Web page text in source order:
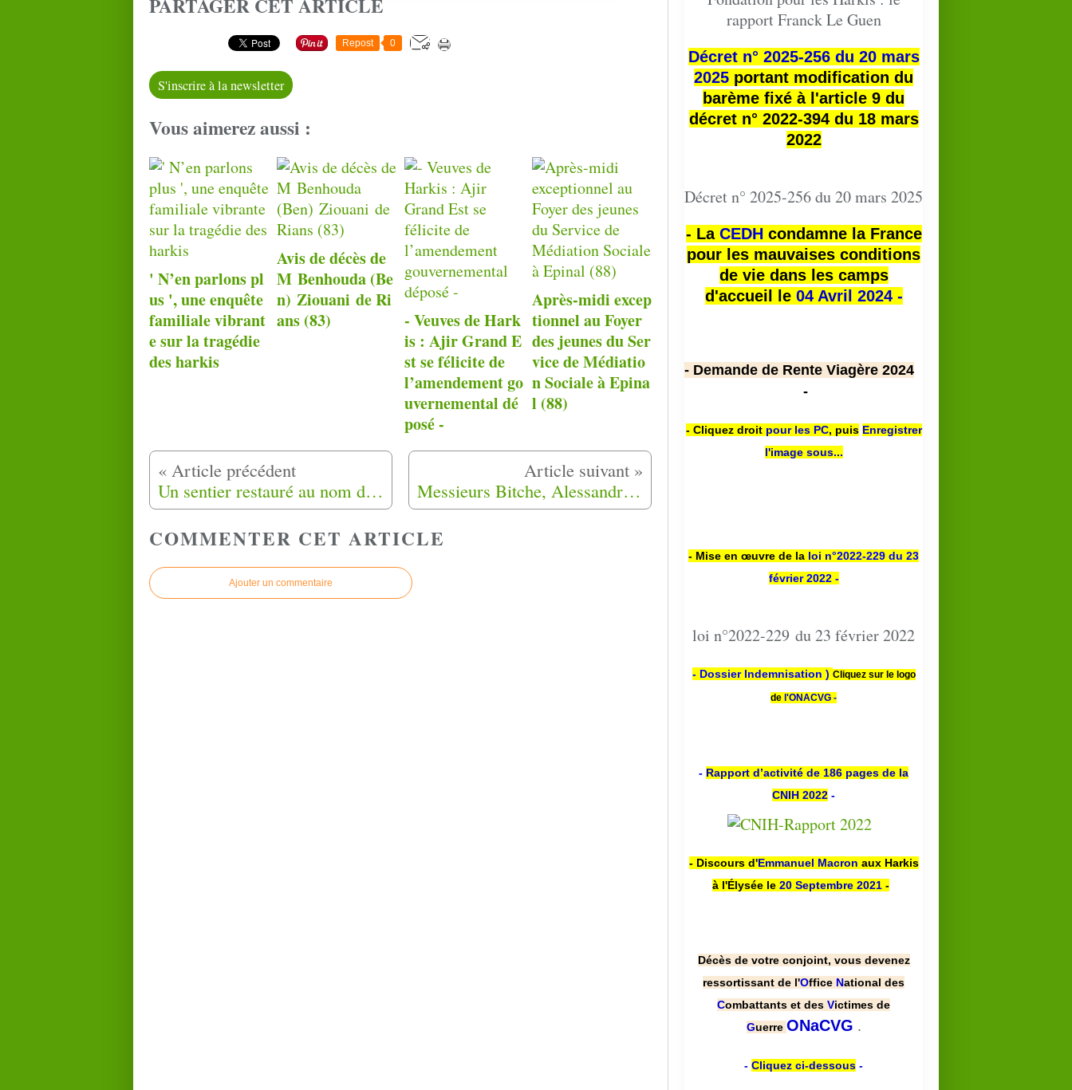
PARTAGER CET ARTICLE
Repost 0
S'inscrire à la newsletter
Vous aimerez aussi :
' N’en parlons pl
us ', une enquête
familiale vibrant
e sur la tragédie
des harkis
Avis de décès de
M Benhouda (Be
n) Ziouani de Ri
ans (83)
- Veuves de Hark
is : Ajir Grand E
st se félicite de
l’amendement go
uvernemental dé
posé -
Après-midi excep
tionnel au Foyer
des jeunes du Ser
vice de Médiatio
n Sociale à Epina
l (88)
Un sentier restauré au nom des Harkis à Passy (74) Messieurs Bitche, Alessandra et Amrane ont témoigné de leurs parcours au lycée Bristol de Cannes (06).
COMMENTER CET ARTICLE
Ajouter un commentaire
rapport Franck Le Guen
Décret n° 2025-256 du 20 mars
2025 portant modification du
barème fixé à l'article 9 du
décret n° 2022-394 du 18 mars
2022
Décret n° 2025-256 du 20 mars 2025
- La CEDHcondamne la France
pour les mauvaises conditions
de vie dans les camps
d'accueil le 04 Avril 2024 -
- Demande de Rente Viagère 2024
-
- Cliquez droit pour les PC, puis Enregistrer
l'image sous...
- Mise en œuvre de la loi n°2022-229 du 23
février 2022 -
loi n°2022-229 du 23 février 2022
- Dossier Indemnisation ) Cliquez sur le logo
de l'ONACVG -
- Rapport d’activité de 186 pages de la
CNIH 2022 -
- Discours d'Emmanuel Macron aux Harkis
à l'Élysée le 20 Septembre 2021 -
Décès de votre conjoint, vous devenez
ressortissant de l'Office National des
Combattants et des Victimes de
Guerre ONaCVG .
- Cliquez ci-dessous -